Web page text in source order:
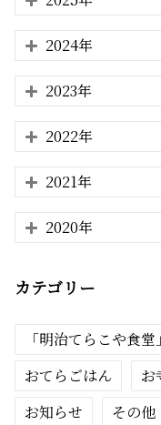
2024年
2023年
2022年
2021年
2020年
カテゴリー
「明治てらこや食
おてらごはん
お
お知らせ
その他